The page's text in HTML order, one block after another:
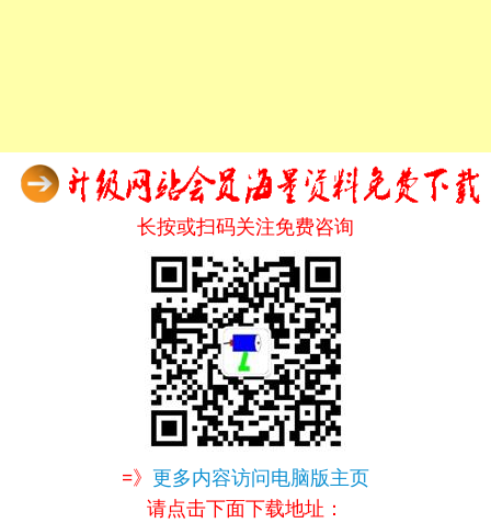
长按或扫码关注免费咨询
=》 更多内容访问电脑版主页
请点击下面下载地址：